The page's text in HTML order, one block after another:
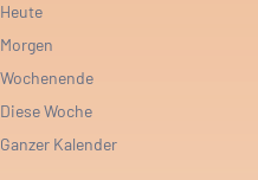
Heute
Morgen
Wochenende
Diese Woche
Ganzer Kalender